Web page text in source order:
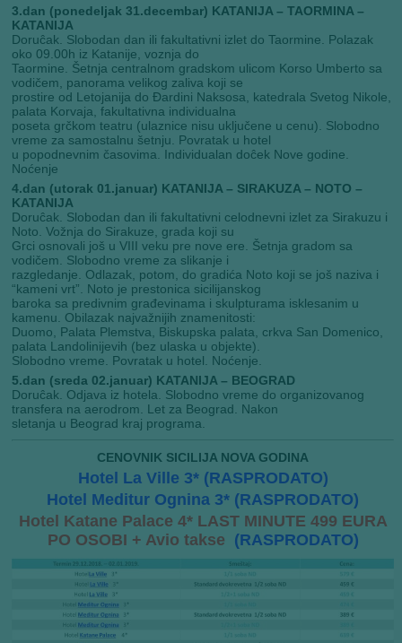
3.dan (ponedeljak 31.decembar) KATANIJA – TAORMINA –
KATANIJA
Doruĉak. Slobodan dan ili fakultativni izlet do Taormine. Polazak
oko 09.00h iz Katanije, voznja do
Taormine. Šetnja centralnom gradskom ulicom Korso Umberto sa
vodičem, panorama velikog zaliva koji se
prostire od Letojanija do Đardini Naksosa, katedrala Svetog Nikole,
palata Korvaja, fakultativna individualna
poseta grčkom teatru (ulaznice nisu uključene u cenu). Slobodno
vreme za samostalnu šetnju. Povratak u hotel
u popodnevnim časovima. Individualan doĉek Nove godine.
Noćenje
4.dan (utorak 01.januar) KATANIJA – SIRAKUZA – NOTO –
KATANIJA
Doruĉak. Slobodan dan ili fakultativni celodnevni izlet za Sirakuzu i
Noto. Vožnja do Sirakuze, grada koji su
Grci osnovali još u VIII veku pre nove ere. Šetnja gradom sa
vodičem. Slobodno vreme za slikanje i
razgledanje. Odlazak, potom, do gradića Noto koji se još naziva i
“kameni vrt”. Noto je prestonica sicilijanskog
baroka sa predivnim građevinama i skulpturama isklesanim u
kamenu. Obilazak najvažnijih znamenitosti:
Duomo, Palata Plemstva, Biskupska palata, crkva San Domenico,
palata Landolinijevih (bez ulaska u objekte).
Slobodno vreme. Povratak u hotel. Noćenje.
5.dan (sreda 02.januar) KATANIJA – BEOGRAD
Doruĉak. Odjava iz hotela. Slobodno vreme do organizovanog
transfera na aerodrom. Let za Beograd. Nakon
sletanja u Beograd kraj programa.
CENOVNIK SICILIJA NOVA GODINA
Hotel La Ville 3* (RASPRODATO)
Hotel Meditur Ognina 3* (RASPRODATO)
Hotel Katane Palace 4* LAST MINUTE 499 EURA
PO OSOBI + Avio takse (RASPRODATO)